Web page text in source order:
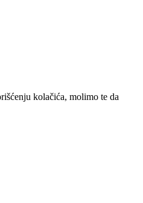
kolačića, molimo te da